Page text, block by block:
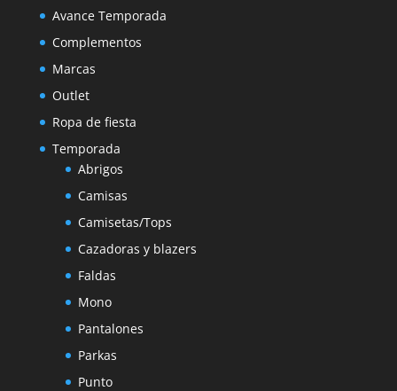
Avance Temporada
Complementos
Marcas
Outlet
Ropa de fiesta
Temporada
Abrigos
Camisas
Camisetas/Tops
Cazadoras y blazers
Faldas
Mono
Pantalones
Parkas
Punto